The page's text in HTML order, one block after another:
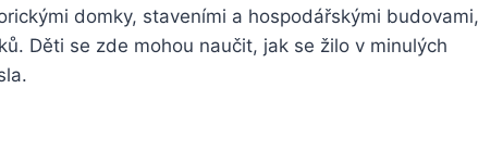
domky, staveními a hospodářskými budovami,
Děti se zde mohou naučit, jak se žilo v minulých